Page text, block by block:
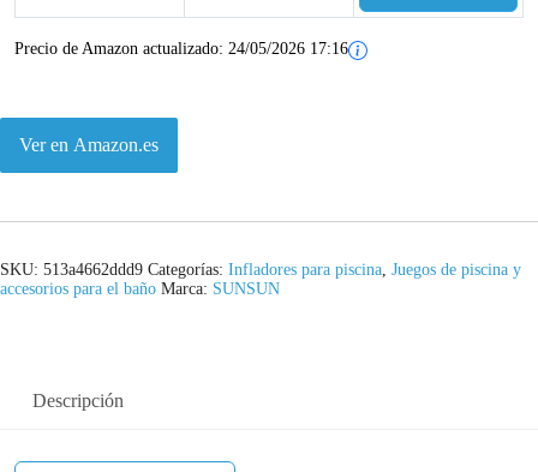
Precio de Amazon actualizado: 24/05/2026 17:16
Ver en Amazon.es
SKU: 513a4662ddd9 Categorías: Infladores para piscina, Juegos de piscina y
accesorios para el baño Marca: SUNSUN
Descripción